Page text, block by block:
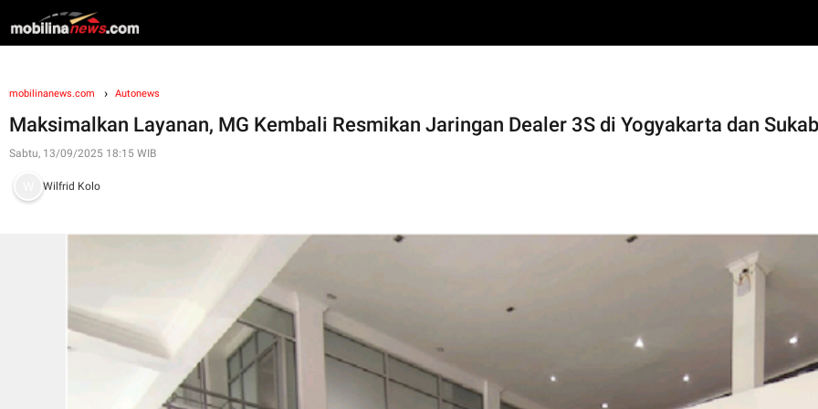
mobilinanews.com Autonews
Maksimalkan Layanan, MG Kembali Resmikan Jaringan Dealer 3S di Yogyakarta dan
Sabtu, 13/09/2025 18:15 WIB
Wilfrid Kolo